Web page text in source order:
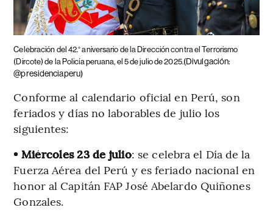
Celebración del 42.° aniversario de la Dirección contra el Terrorismo
(Dircote) de la Policía peruana, el 5 de julio de 2025.(Divulgación:
@presidenciaperu)
Conforme al calendario oficial en Perú, son
feriados y días no laborables de julio los
siguientes:
• Miércoles 23 de julio: se celebra el Día de la
Fuerza Aérea del Perú y es feriado nacional en
honor al Capitán FAP José Abelardo Quiñones
Gonzales.